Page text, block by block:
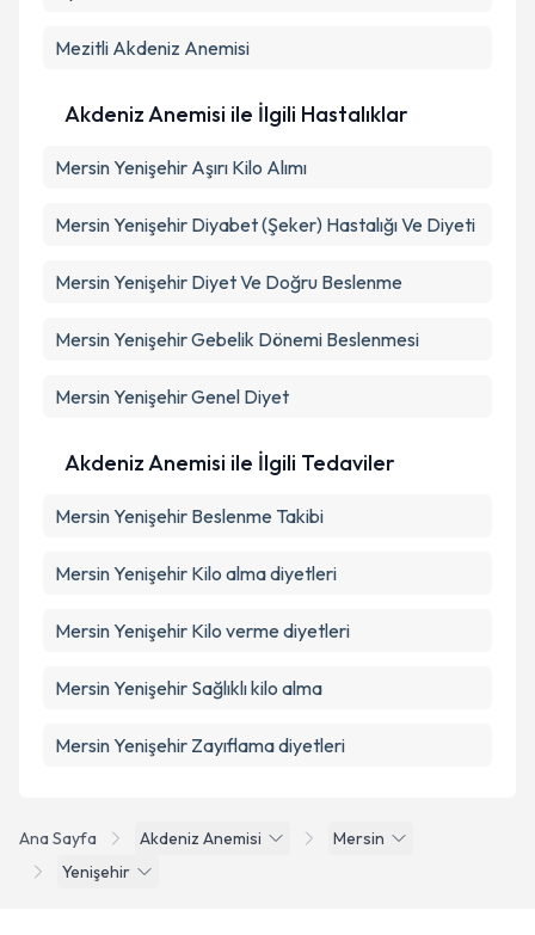
Ana Sayfa Akdeniz Anemisi
Mersin
Yenişehir
Mezitli Akdeniz Anemisi
Akdeniz Anemisi ile İlgili Hastalıklar
Mersin Yenişehir Aşırı Kilo Alımı
Mersin Yenişehir Diyabet (Şeker) Hastalığı Ve Diyeti
Mersin Yenişehir Diyet Ve Doğru Beslenme
Mersin Yenişehir Gebelik Dönemi Beslenmesi
Mersin Yenişehir Genel Diyet
Akdeniz Anemisi ile İlgili Tedaviler
Mersin Yenişehir Beslenme Takibi
Mersin Yenişehir Kilo alma diyetleri
Mersin Yenişehir Kilo verme diyetleri
Mersin Yenişehir Sağlıklı kilo alma
Mersin Yenişehir Zayıflama diyetleri